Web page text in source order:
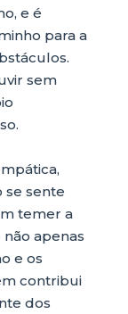
e é
para a
sem
se sente
temer a
apenas
e os
contribui
dos